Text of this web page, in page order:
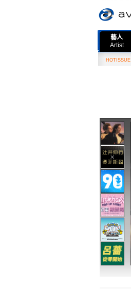
藝人
Artist
HOTISSUE